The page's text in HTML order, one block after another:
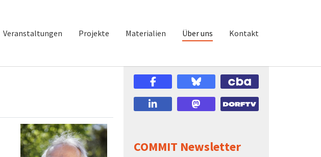
Veranstaltungen Projekte Materialien Über uns Kontakt
COMMIT Newsletter